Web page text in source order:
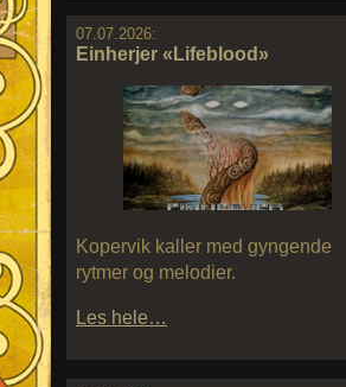
07.07.2026:
Einherjer «Lifeblood»
Kopervik kaller med gyngende
rytmer og melodier.
Les hele…